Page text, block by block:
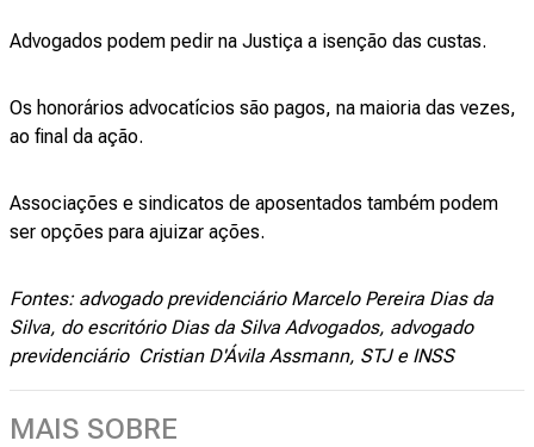
Advogados podem pedir na Justiça a isenção das custas.
Os honorários advocatícios são pagos, na maioria das vezes,
ao final da ação.
Associações e sindicatos de aposentados também podem
ser opções para ajuizar ações.
Fontes: advogado previdenciário Marcelo Pereira Dias da
Silva, do escritório Dias da Silva Advogados, advogado
previdenciário Cristian D'Ávila Assmann, STJ e INSS
MAIS SOBRE